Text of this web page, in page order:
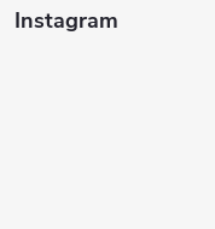
Instagram